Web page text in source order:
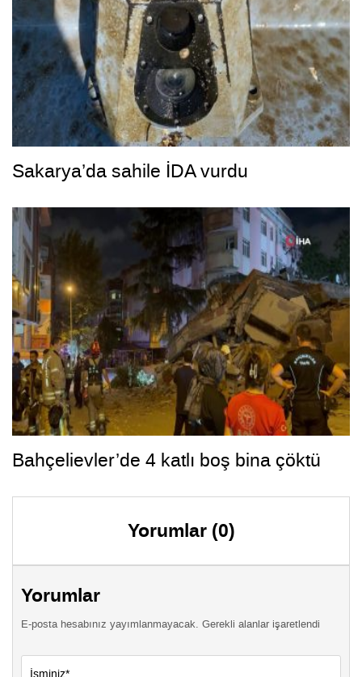
Sakarya’da sahile İDA vurdu
Bahçelievler’de 4 katlı boş bina çöktü
Yorumlar (0)
Yorumlar
E-posta hesabınız yayımlanmayacak. Gerekli alanlar işaretlendi